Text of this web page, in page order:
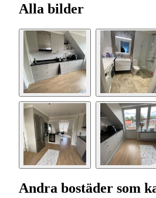
Alla bilder
Andra bostäder som